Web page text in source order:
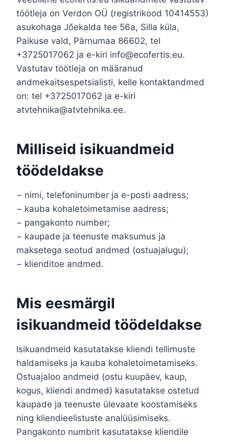
töötleja on Verdon OÜ (registrikood 10414553)
asukohaga Jõekalda tee 56a, Silla küla,
Paikuse vald, Pärnumaa 86602, tel
+3725017062 ja e-kiri info@ecofertis.eu.
Vastutav töötleja on määranud
andmekaitsespetsialisti, kelle kontaktandmed
on: tel +3725017062 ja e-kiri
atvtehnika@atvtehnika.ee.
Milliseid isikuandmeid
töödeldakse
− nimi, telefoninumber ja e-posti aadress;
− kauba kohaletoimetamise aadress;
− pangakonto number;
− kaupade ja teenuste maksumus ja
maksetega seotud andmed (ostuajalugu);
− klienditoe andmed.
Mis eesmärgil
isikuandmeid töödeldakse
Isikuandmeid kasutatakse kliendi tellimuste
haldamiseks ja kauba kohaletoimetamiseks.
Ostuajaloo andmeid (ostu kuupäev, kaup,
kogus, kliendi andmed) kasutatakse ostetud
kaupade ja teenuste ülevaate koostamiseks
ning kliendieelistuste analüüsimiseks.
Pangakonto numbrit kasutatakse kliendile